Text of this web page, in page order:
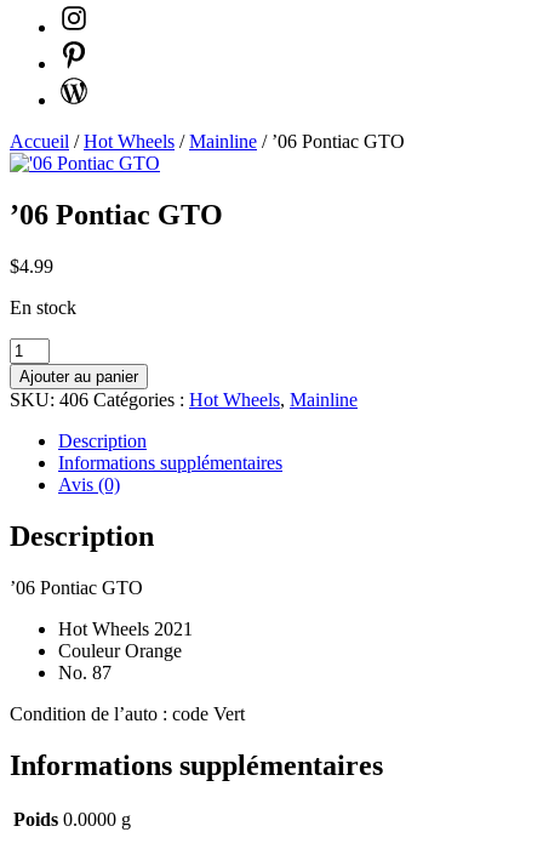
Instagram
Pinterest
WordPress
Accueil /Hot Wheels /Mainline / ’06 Pontiac GTO
’06 Pontiac GTO
$4.99
En stock
quantité
'06
Pontiac
GTO
Ajouter au panier
SKU: 406 Catégories : Hot Wheels, Mainline
Description
Informations supplémentaires
Avis (0)
Description
’06 Pontiac GTO
Hot Wheels 2021
Couleur Orange
No. 87
Condition de l’auto : code Vert
Informations supplémentaires
Poids 0.0000 g